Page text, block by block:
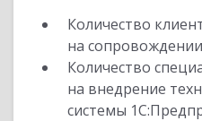
Количество
на
Количество
на внедрение
системы